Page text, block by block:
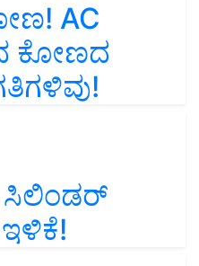
AC
ಕೋಣದ
ಸಿಲಿಂಡರ್‌